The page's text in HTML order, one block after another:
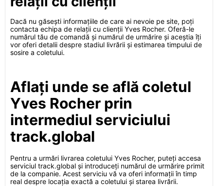
Dacă nu găsești informațiile de care ai nevoie pe site, poți
contacta echipa de relații cu clienții Yves Rocher. Oferă-le
numărul tău de comandă și numărul de urmărire și aceștia îți
vor oferi detalii despre stadiul livrării și estimarea timpului de
sosire a coletului.
Aflați unde se află coletul
Yves Rocher prin
intermediul serviciului
track.global
Pentru a urmări livrarea coletului Yves Rocher, puteți accesa
serviciul track.global și introduceți numărul de urmărire primit
de la companie. Acest serviciu vă va oferi informații în timp
real despre locația exactă a coletului și starea livrării.